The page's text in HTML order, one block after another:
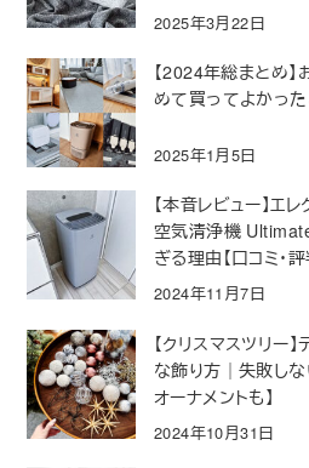
2025年3月22日
【2024年総まとめ
めて買ってよかっ
2025年1月5日
【本音レビュー】エ
空気清浄機
ぎる理由【口コミ・評
2024年11月7日
【クリスマスツリー
な飾り方｜失敗し
オーナメントも】
2024年10月31日